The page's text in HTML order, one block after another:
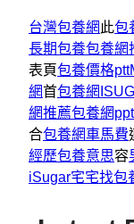
台灣包養網 此包
長期包養包養網
表頁包養價格ptt
網首包養網
網推薦包養網ppt
合包養網車馬費
經歷包養意思容
iSugar宅宅找包